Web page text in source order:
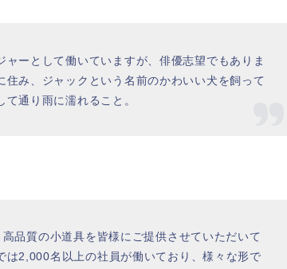
ーとして働いていますが、俳優志望でもありま
み、ジャックという名前のかわいい犬を飼って
通り雨に濡れること。
品質の小道具を皆様にご提供させていただいて
は2,000名以上の社員が働いており、様々な形で